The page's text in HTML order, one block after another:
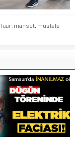
fuar manset mustafa